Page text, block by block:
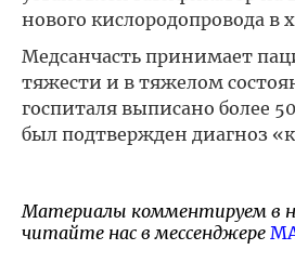
нового кислородопровода в
Медсанчасть принимает
тяжести и в тяжелом
госпиталя выписано более
был подтвержден диагноз
Материалы комментируем в
читайте нас в мессенджере